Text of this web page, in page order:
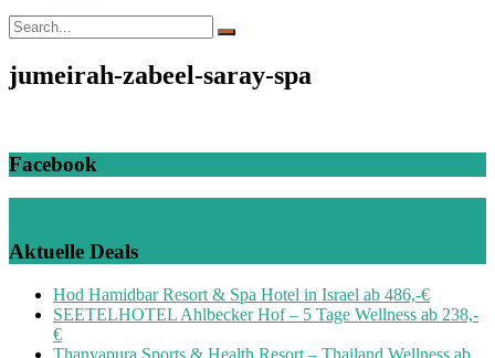
jumeirah-zabeel-saray-spa
Facebook
Aktuelle Deals
Hod Hamidbar Resort & Spa Hotel in Israel ab 486,-€
SEETELHOTEL Ahlbecker Hof – 5 Tage Wellness ab 238,-
€
Thanyapura Sports & Health Resort – Thailand Wellness ab